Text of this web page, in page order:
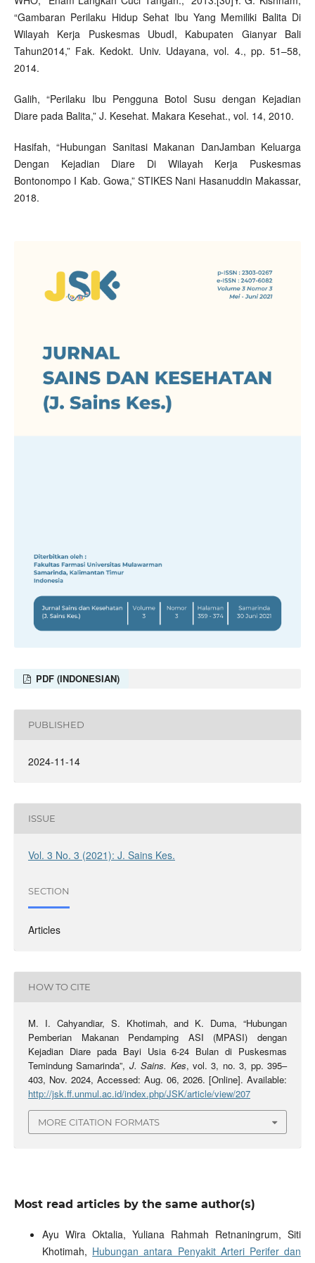
“Gambaran Perilaku Hidup Sehat Ibu Yang Memiliki Balita Di
Wilayah Kerja Puskesmas UbudI, Kabupaten Gianyar Bali
Tahun2014,” Fak. Kedokt. Univ. Udayana, vol. 4., pp. 51–58,
2014.
Galih, “Perilaku Ibu Pengguna Botol Susu dengan Kejadian
Diare pada Balita,” J. Kesehat. Makara Kesehat., vol. 14, 2010.
Hasifah, “Hubungan Sanitasi Makanan DanJamban Keluarga
Dengan Kejadian Diare Di Wilayah Kerja Puskesmas
Bontonompo I Kab. Gowa,” STIKES Nani Hasanuddin Makassar,
2018.
PDF (INDONESIAN)
PUBLISHED
2024-11-14
ISSUE
Vol. 3 No. 3 (2021): J. Sains Kes.
SECTION
Articles
HOW TO CITE
M. I. Cahyandiar, S. Khotimah, and K. Duma, “Hubungan
Pemberian Makanan Pendamping ASI (MPASI) dengan
Kejadian Diare pada Bayi Usia 6-24 Bulan di Puskesmas
Temindung Samarinda”, J. Sains. Kes, vol. 3, no. 3, pp. 395–
403, Nov. 2024, Accessed: Aug. 06, 2026. [Online]. Available:
http://jsk.ff.unmul.ac.id/index.php/JSK/article/view/207
MORE CITATION FORMATS
Most read articles by the same author(s)
Ayu Wira Oktalia, Yuliana Rahmah Retnaningrum, Siti
Khotimah, Hubungan antara Penyakit Arteri Perifer dan